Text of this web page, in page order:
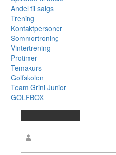
Andel til salgs
Trening
Kontaktpersoner
Sommertrening
Vintertrening
Protimer
Temakurs
Golfskolen
Team Grini Junior
GOLFBOX